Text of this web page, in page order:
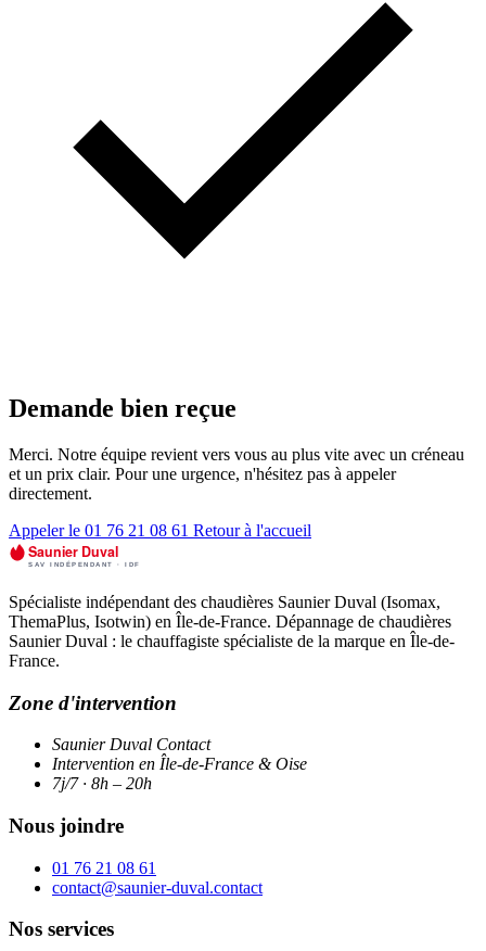
Demande bien reçue
Merci. Notre équipe revient vers vous au plus vite avec un créneau
et un prix clair. Pour une urgence, n'hésitez pas à appeler
directement.
Appeler le 01 76 21 08 61 Retour à l'accueil
Spécialiste indépendant des chaudières Saunier Duval (Isomax,
ThemaPlus, Isotwin) en Île-de-France. Dépannage de chaudières
Saunier Duval : le chauffagiste spécialiste de la marque en Île-de-
France.
Zone d'intervention
Saunier Duval Contact
Intervention en Île-de-France & Oise
7j/7 · 8h – 20h
Nous joindre
01 76 21 08 61
contact@saunier-duval.contact
Nos services